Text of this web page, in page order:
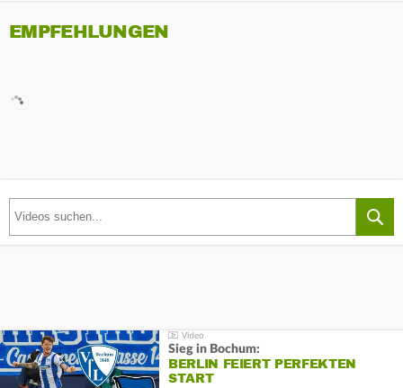
EMPFEHLUNGEN
Sieg in Bochum:
BERLIN FEIERT PERFEKTEN
START